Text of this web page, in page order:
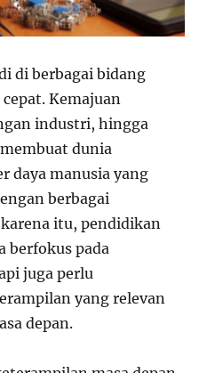
di berbagai bidang
Kemajuan
industri, hingga
dunia
daya manusia yang
berbagai
itu, pendidikan
berfokus pada
juga perlu
yang relevan
depan.